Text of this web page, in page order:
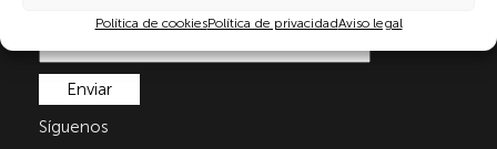
Política de cookiesPolítica de privacidadAviso legal
Síguenos